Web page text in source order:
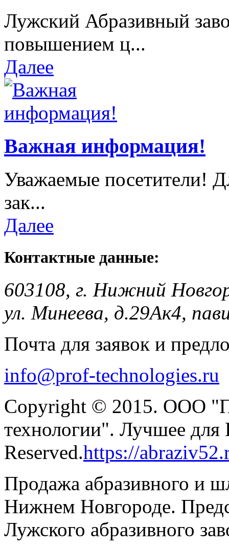
Лужский Абразивный
повышением ц...
Далее
Важная информация!
Уважаемые посетители!
зак...
Далее
Контактные данные:
603108, г. Нижний
ул. Минеева, д.29Ак4,
Почта для заявок и
info@prof-technologies.ru
Copyright © 2015. ООО
технологии". Лучшее
Reserved.https://
Продажа абразивного и
Нижнем Новгороде.
Лужского абразивного